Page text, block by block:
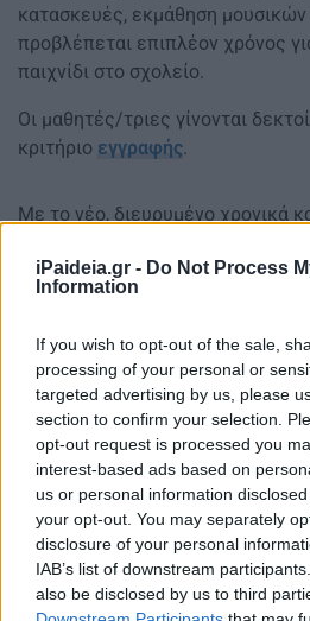
iPaideia.gr - Do Not Process
Information
If you wish to opt-out of the sale,
processing of your personal or
targeted advertising by us, please
section to confirm your selection.
opt-out request is processed you
interest-based ads based on
us or personal information
your opt-out. You may separately
disclosure of your personal
IAB’s list of downstream
also be disclosed by us to third
κατασκευές, εκμάθηση
προβλέπεται επιπλέον χρόνος
παιχνίδι στο σχολείο.
Οι μαθητές/τριες γίνονται
κριτήριο εγγραφής.
Με το νέο, διευρυμένο χρονικά
ποιοτικά, ολοήμερο,
εκπαίδευσης, εξασφαλίζεται
ελεύθερος, δημιουργικός χρόνος
επιτυγχάνεται προσέγγιση του
εργασιακό ωράριο των γονέων.
Το αναβαθμισμένο πρόγραμμα
έτος 2022-23 θα εφαρμοστεί
νηπιαγωγείων και δημοτικών
ως ολοήμερα, δηλαδή σε
Αθήνα, Θεσσαλονίκη και
σχολικών μονάδων ελήφθησαν
μαθητικό δυναμικό του